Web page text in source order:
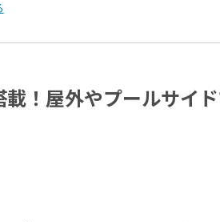
載！屋外やプールサイ